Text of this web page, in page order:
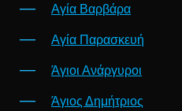
Αγία Βαρβάρα
Αγία Παρασκευή
Άγιοι Ανάργυροι
Άγιος Δημήτριος